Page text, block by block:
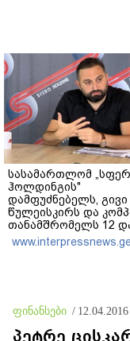
სასამართლომ
ჰოლდინგის"
დამფუძნებელს, გივი
წულეისკირს და
თანამშრომელს 12
წლით თავისუფლების
აღკვეთა
ფინანსები /
პეტრე